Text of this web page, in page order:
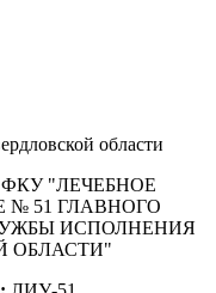
области
ФКУ "ЛЕЧЕБНОЕ
№ 51 ГЛАВНОГО
ИСПОЛНЕНИЯ
ОБЛАСТИ"